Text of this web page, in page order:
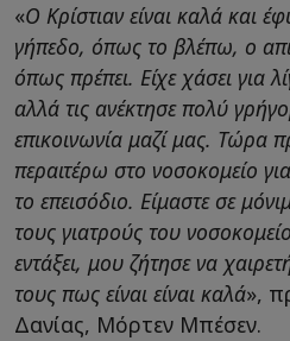
«Ο Κρίστιαν είναι καλά και
γήπεδο, όπως το βλέπω, ο
όπως πρέπει. Είχε χάσει για
αλλά τις ανέκτησε πολύ
επικοινωνία μαζί μας. Τώρα
περαιτέρω στο νοσοκομείο
το επεισόδιο. Είμαστε σε
τους γιατρούς του
εντάξει, μου ζήτησε να
τους πως είναι είναι καλά»,
Δανίας, Μόρτεν Μπέσεν.